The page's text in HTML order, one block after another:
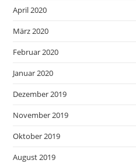
April 2020
März 2020
Februar 2020
Januar 2020
Dezember 2019
November 2019
Oktober 2019
August 2019